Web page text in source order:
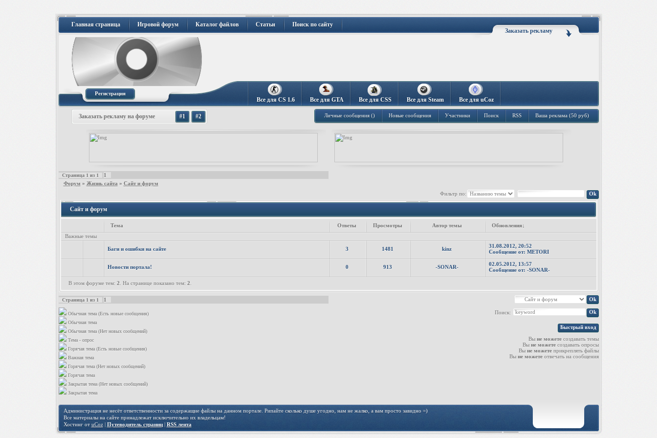
Главная страница Игровой форум Каталог файлов Статьи
Поиск по сайту
Заказать рекламу
Регистрация
Все для CS 1.6 Все для GTA Все для CSS Все для Steam Все для uCoz
#2
#1
Заказать рекламу на форуме Личные сообщения () Новые сообщения Участники Поиск RSS Ваша реклама (50 руб)
Страница 1 из 1
1
Форум » Жизнь сайта » Сайт и форум
Фильтр по:
Сайт и форум
Тема Ответы Просмотры Автор темы Обновления↓
Важные темы
Баги и ошибки на сайте 3 1481 kinz
31.08.2012, 20:52
Сообщение от: METORI
Новости портала! 0 913 -SONAR-
02.05.2012, 13:57
Сообщение от: -SONAR-
В этом форуме тем: 2 . На странице показано тем: 2
Страница 1 из 1 1
Обычная тема (Есть новые сообщения)
Обычная тема
Обычная тема (Нет новых сообщений)
Тема - опрос
Горячая тема (Есть новые сообщения)
Важная тема
Горячая тема (Нет новых сообщений)
Горячая тема
Закрытая тема (Нет новых сообщений)
Закрытая тема
Поиск:
Вы не можетесоздавать темы
Вы не можетесоздавать опросы
Вы не можетеприкреплять файлы
Вы не можетеотвечать на сообщения
Администрация не несёт ответственности за содержащие файлы на данном портале. Рипайте сколько душе угодно, нам не жалко, а вам просто завидно =)
Все материалы на сайте принадлежат исключительно их владельцам!
Хостинг от uCoz| Путеводитель страниц| RSS лента